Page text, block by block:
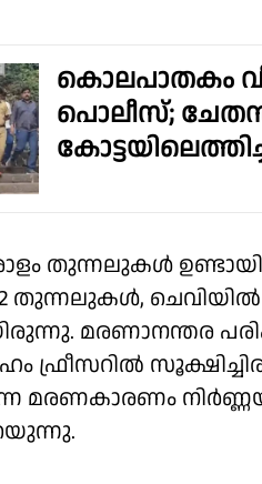
കൊലപാതകം
പൊലീസ്;
തുന്നലുകള്‍
തുന്നലുകള്‍, ചെവിയില്‍
മരണാനന്തര
ഫ്രീസറില്‍
മരണകാരണം